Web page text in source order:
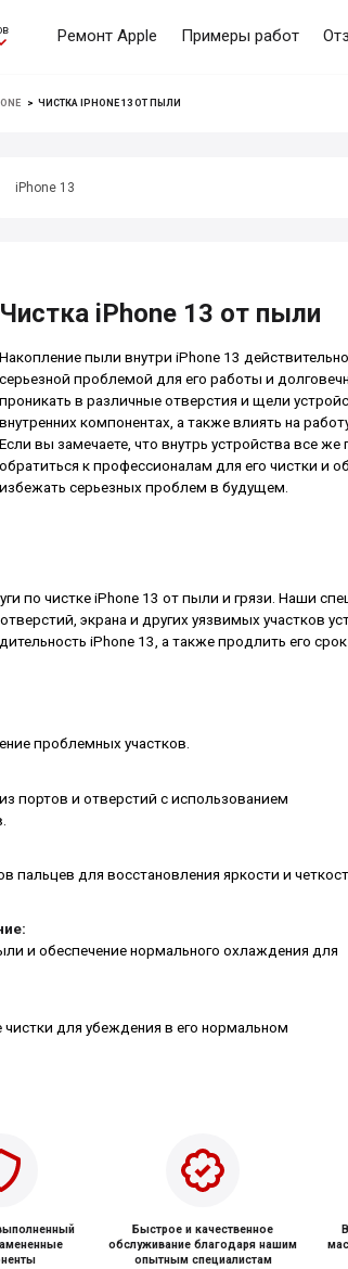
Ремонт Apple Примеры работ
>ЧИСТКА IPHONE 13 ОТ ПЫЛИ
iPhone 13
Чистка iPhone 13 от пыли
Накопление пыли внутри iPhone 13
серьезной проблемой для его работы и
проникать в различные отверстия и щели
внутренних компонентах, а также влиять на
Если вы замечаете, что внутрь устройства все
обратиться к профессионалам для его чистки и
избежать серьезных проблем в будущем.
по чистке iPhone 13 от пыли и грязи. Наши
экрана и других уязвимых участков
iPhone 13, а также продлить его
проблемных участков.
портов и отверстий с использованием
пальцев для восстановления яркости и
и обеспечение нормального охлаждения для
для убеждения в его нормальном
Быстрое и качественное
обслуживание благодаря нашим
опытным специалистам